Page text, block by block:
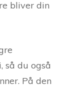
bliver din
så du også
På den